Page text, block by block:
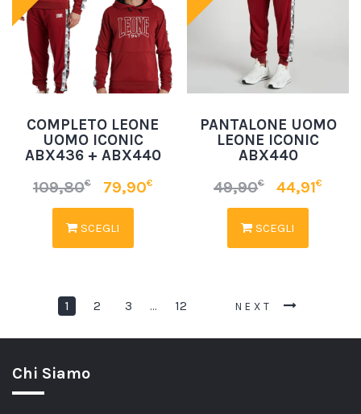
COMPLETO LEONE
UOMO ICONIC
ABX436 + ABX440
109,80€ 79,90€
SCEGLI
PANTALONE UOMO
LEONE ICONIC
ABX440
49,90€ 44,91€
SCEGLI
1 2 3 … 12 NEXT
Chi Siamo